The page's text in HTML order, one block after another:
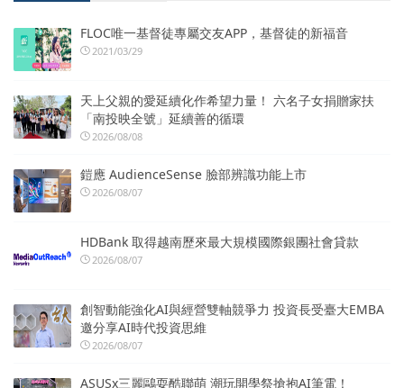
FLOC唯一基督徒專屬交友APP，基督徒的新福音
2021/03/29
天上父親的愛延續化作希望力量！ 六名子女捐贈家扶
「南投映全號」延續善的循環
2026/08/08
鎧應 AudienceSense 臉部辨識功能上市
2026/08/07
HDBank 取得越南歷來最大規模國際銀團社會貸款
2026/08/07
創智動能強化AI與經營雙軸競爭力 投資長受臺大EMBA
邀分享AI時代投資思維
2026/08/07
ASUSx三麗鷗耍酷聯萌 潮玩開學祭搶抱AI筆電！